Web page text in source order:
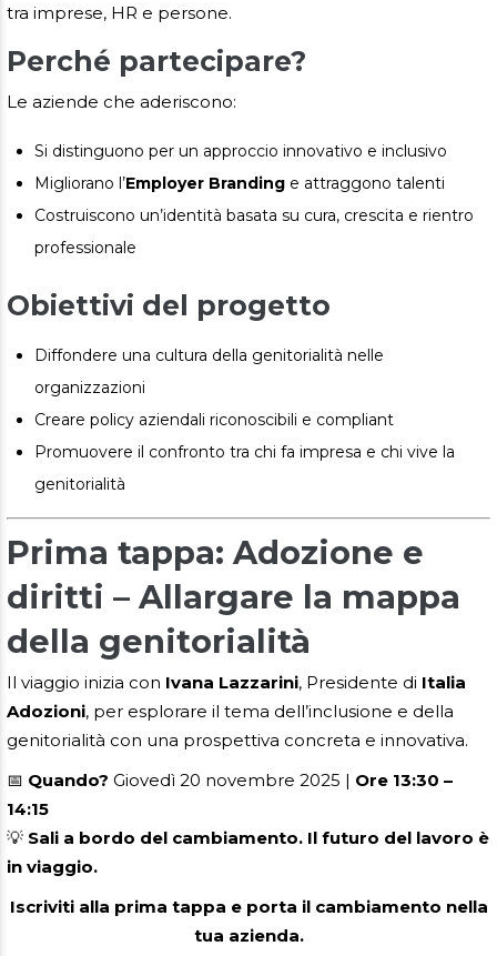
tra imprese, HR e persone.
Perché partecipare?
Le aziende che aderiscono:
Si distinguono per un approccio innovativo e inclusivo
Migliorano l’Employer Branding e attraggono talenti
Costruiscono un’identità basata su cura, crescita e rientro
professionale
Obiettivi del progetto
Diffondere una cultura della genitorialità nelle
organizzazioni
Creare policy aziendali riconoscibili e compliant
Promuovere il confronto tra chi fa impresa e chi vive la
genitorialità
Prima tappa: Adozione e
diritti – Allargare la mappa
della genitorialità
Il viaggio inizia con Ivana Lazzarini, Presidente di Italia
Adozioni, per esplorare il tema dell’inclusione e della
genitorialità con una prospettiva concreta e innovativa.
📅 Quando? Giovedì 20 novembre 2025 | Ore 13:30 –
14:15
💡 Sali a bordo del cambiamento. Il futuro del lavoro è
in viaggio.
Iscriviti alla prima tappa e porta il cambiamento nella
tua azienda.